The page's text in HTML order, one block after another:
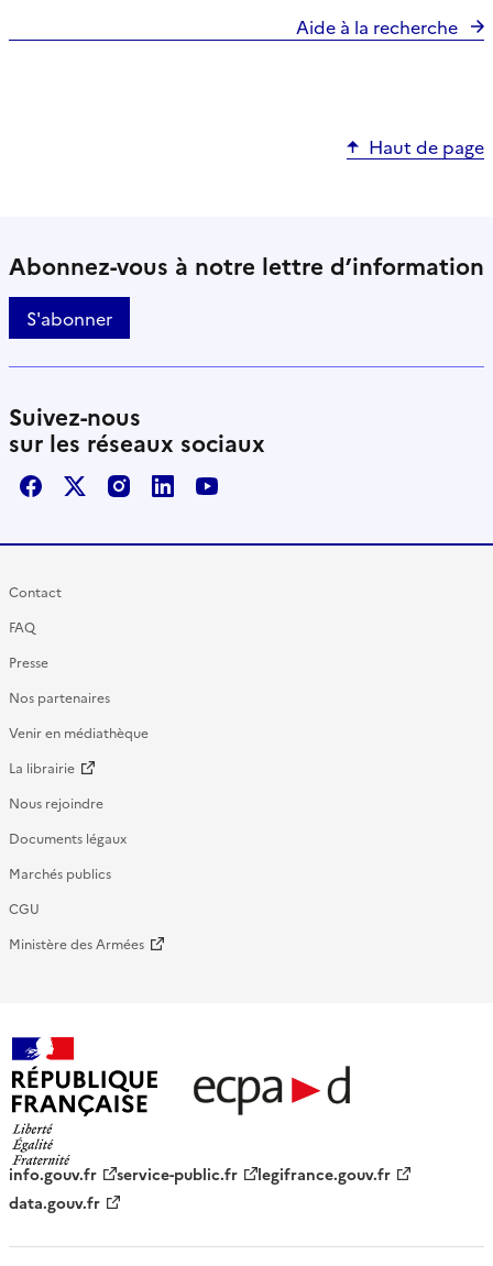
Aide à la recherche
Haut de page
Abonnez-vous à notre lettre d’information
S'abonner
Suivez-nous
sur les réseaux sociaux
FacebookX / TwitterInstagram
LinkedInYoutube
Contact
FAQ
Presse
Nos partenaires
Venir en médiathèque
La librairie
Nous rejoindre
Documents légaux
Marchés publics
CGU
Ministère des Armées
française - ECPAD
info.gouv.fr service-public.fr
legifrance.gouv.fr
data.gouv.fr